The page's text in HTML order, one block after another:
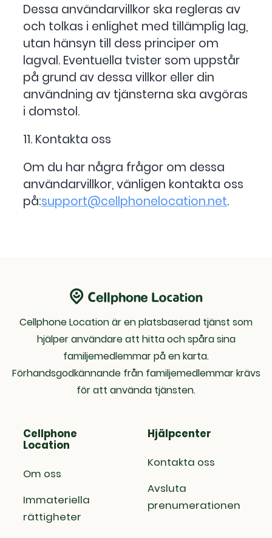
Dessa användarvillkor ska regleras av
och tolkas i enlighet med tillämplig lag,
utan hänsyn till dess principer om
lagval. Eventuella tvister som uppstår
på grund av dessa villkor eller din
användning av tjänsterna ska avgöras
i domstol.
11. Kontakta oss
Om du har några frågor om dessa
användarvillkor, vänligen kontakta oss
på:support@cellphonelocation.net.
Cellphone Location är en platsbaserad tjänst som
hjälper användare att hitta och spåra sina
familjemedlemmar på en karta.
Förhandsgodkännande från familjemedlemmar krävs
för att använda tjänsten.
Cellphone
Location
Om oss
Immateriella
rättigheter
Hjälpcenter
Kontakta oss
Avsluta
prenumerationen